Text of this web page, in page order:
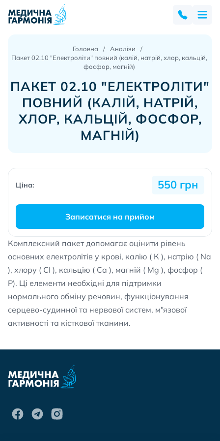
Головна
Аналізи
Пакет 02.10 "Електроліти" повний (калій, натрій, хлор, кальцій,
фосфор, магній)
ПАКЕТ 02.10 "ЕЛЕКТРОЛІТИ"
ПОВНИЙ (КАЛІЙ, НАТРІЙ,
ХЛОР, КАЛЬЦІЙ, ФОСФОР,
МАГНІЙ)
Комплексний пакет допомагає оцінити рівень
основних електролітів у крові, калію ( К ), натрію ( Na
), хлору ( СI ), кальцію ( Са ), магній ( Мg ), фосфор (
Р). Ці елементи необхідні для підтримки
нормального обміну речовин, функціонування
серцево-судинної та нервової систем, м"язової
активності та кісткової тканини.
Ціна: 550 грн
Записатися на прийом